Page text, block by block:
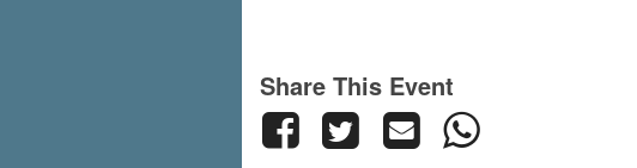
Share This Event